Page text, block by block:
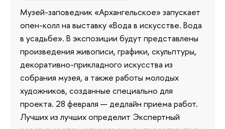
Музей-заповедник «Архангельское» запускает
опен-колл на выставку «Вода в искусстве. Вода
в усадьбе». В экспозиции будут представлены
произведения живописи, графики, скульптуры,
декоративно-прикладного искусства из
собрания музея, а также работы молодых
художников, созданные специально для
проекта. 28 февраля — дедлайн приема работ.
Лучших из лучших определит Экспертный